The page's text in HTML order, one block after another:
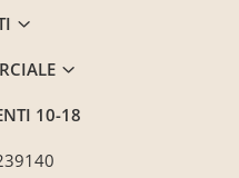
10-18